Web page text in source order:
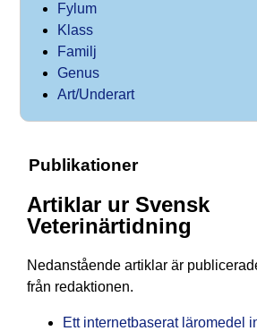
Fylum
Klass
Familj
Genus
Art/Underart
Publikationer
Artiklar ur Svensk
Veterinärtidning
Nedanstående artiklar är
från redaktionen.
Ett internetbaserat läromedel